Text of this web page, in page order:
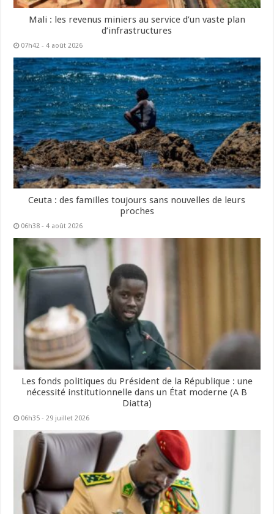
Mali : les revenus miniers au service d’un vaste plan
d’infrastructures
07h42 - 4 août 2026
Ceuta : des familles toujours sans nouvelles de leurs
proches
06h38 - 4 août 2026
Les fonds politiques du Président de la République : une
nécessité institutionnelle dans un État moderne (A B
Diatta)
06h35 - 29 juillet 2026